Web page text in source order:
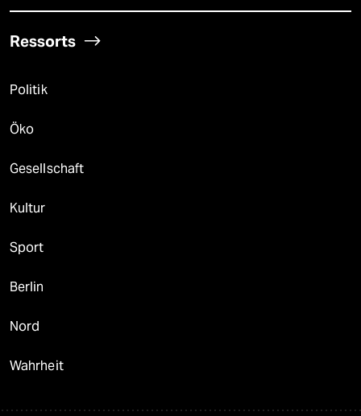
Ressorts
Politik
Öko
Gesellschaft
Kultur
Sport
Berlin
Nord
Wahrheit